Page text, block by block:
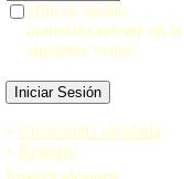
¿Iniciar sesión
automáticamente en la
siguiente visita?
» Contraseña olvidada
» Registro